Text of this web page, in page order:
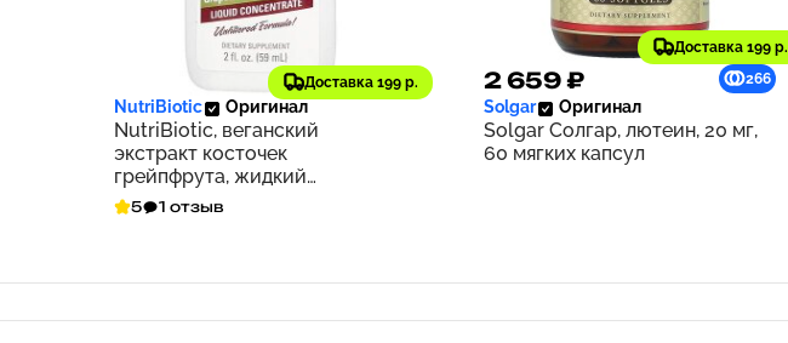
Доставка 199 р.
1 665 ₽ 167
NutriBiotic Оригинал
NutriBiotic, веганский
экстракт косточек
грейпфрута, жидкий
концентрат, 100 мг, 59 мл (2
5 1 отзыв
Доставка 199 р.
2 659 ₽ 266
Solgar Оригинал
Solgar Солгар, лютеин, 20 мг,
60 мягких капсул